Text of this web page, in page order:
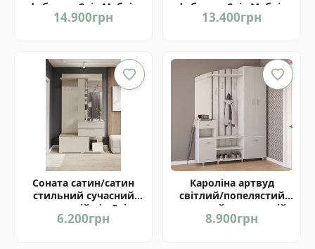
фабрики Світ Меблів
Україна
14.900грн
фабрики Світ Меблів
Україна
13.400грн
Соната сатин/сатин
стильний сучасний
передпокій від Світ-
Меблів Україна
6.200грн
Кароліна артвуд
світлий/попелястий
сучасний передпокій
від фабрики Світ
8.900грн